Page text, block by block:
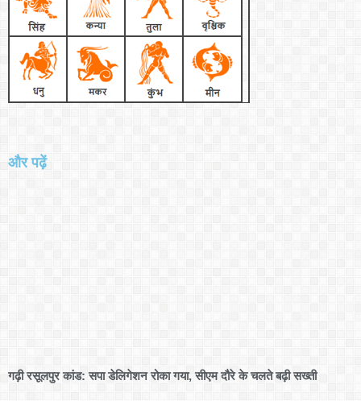
और पढ़ें
गढ़ी रसूलपुर कांड: सपा डेलिगेशन रोका गया, सीएम दौरे के चलते बढ़ी सख्ती